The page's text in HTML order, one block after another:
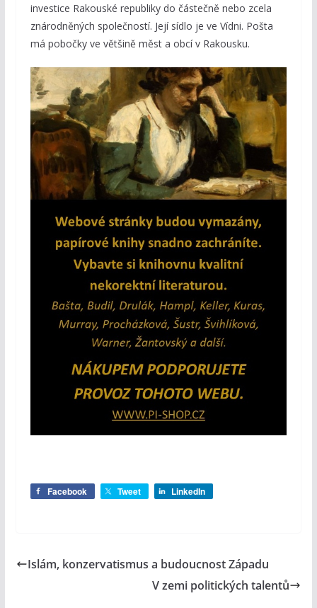
investice Rakouské republiky do částečně nebo zcela
znárodněných společností. Její sídlo je ve Vídni. Pošta
má pobočky ve většině měst a obcí v Rakousku.
Facebook Tweet LinkedIn
Islám, konzervatismus a budoucnost Západu
V zemi politických talentů